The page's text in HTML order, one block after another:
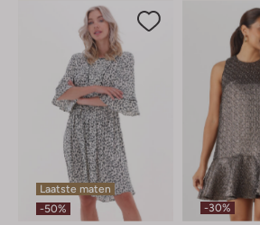
Laatste maten
-50%
-30%